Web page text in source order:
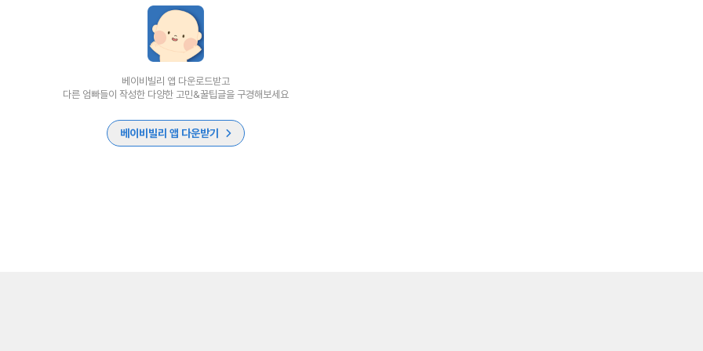
베이비빌리 앱 다운로드받고
다른 엄빠들이 작성한 다양한 고민&꿀팁글을 구경해보세요
베이비빌리 앱 다운받기